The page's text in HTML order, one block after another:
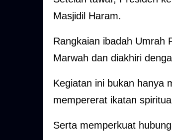
Masjidil Haram.
Rangkaian ibadah Umrah
Marwah dan diakhiri
Kegiatan ini bukan hanya
mempererat ikatan
Serta memperkuat